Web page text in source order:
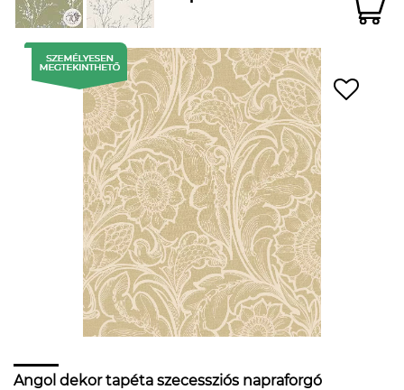
Angol dekor tapéta szecessziós napraforgó